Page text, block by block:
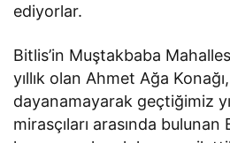
ediyorlar.
Bitlis’in Muştakbaba
yıllık olan Ahmet Ağa
dayanamayarak geçtiğimiz yıl
mirasçıları arasında